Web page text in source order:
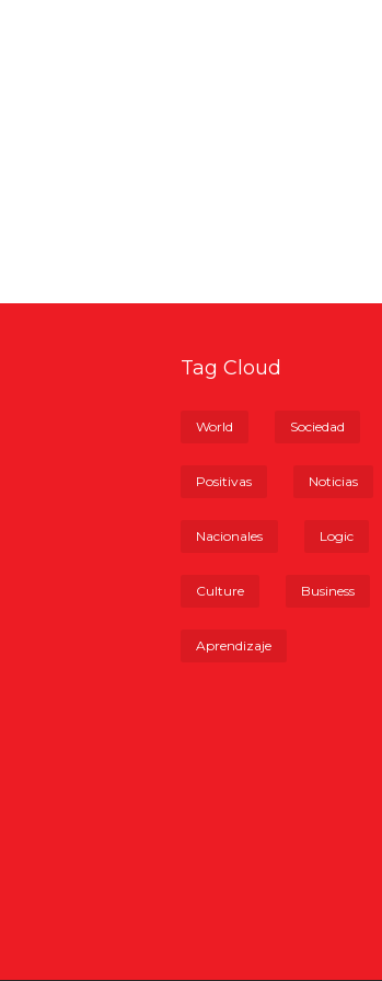
Tag Cloud
World Sociedad
Positivas Noticias
Nacionales Logic
Culture Business
Aprendizaje